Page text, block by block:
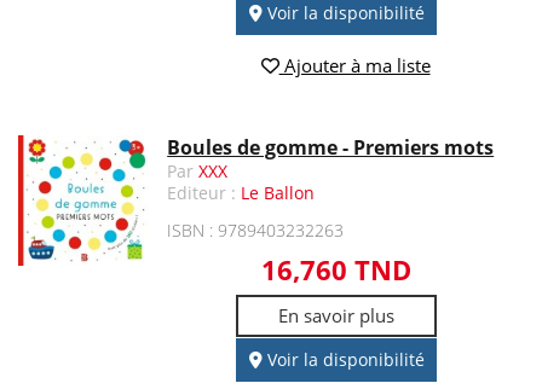
Voir la disponibilité
Ajouter à ma liste
Boules de gomme - Premiers mots
ParXXX
Editeur : Le Ballon
ISBN : 9789403232263
16,760 TND
En savoir plus
Voir la disponibilité